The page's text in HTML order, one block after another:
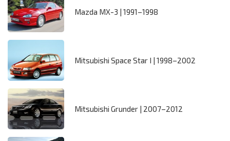
Mazda MX-3 | 1991–1998
Mitsubishi Space Star I | 1998–2002
Mitsubishi Grunder | 2007–2012